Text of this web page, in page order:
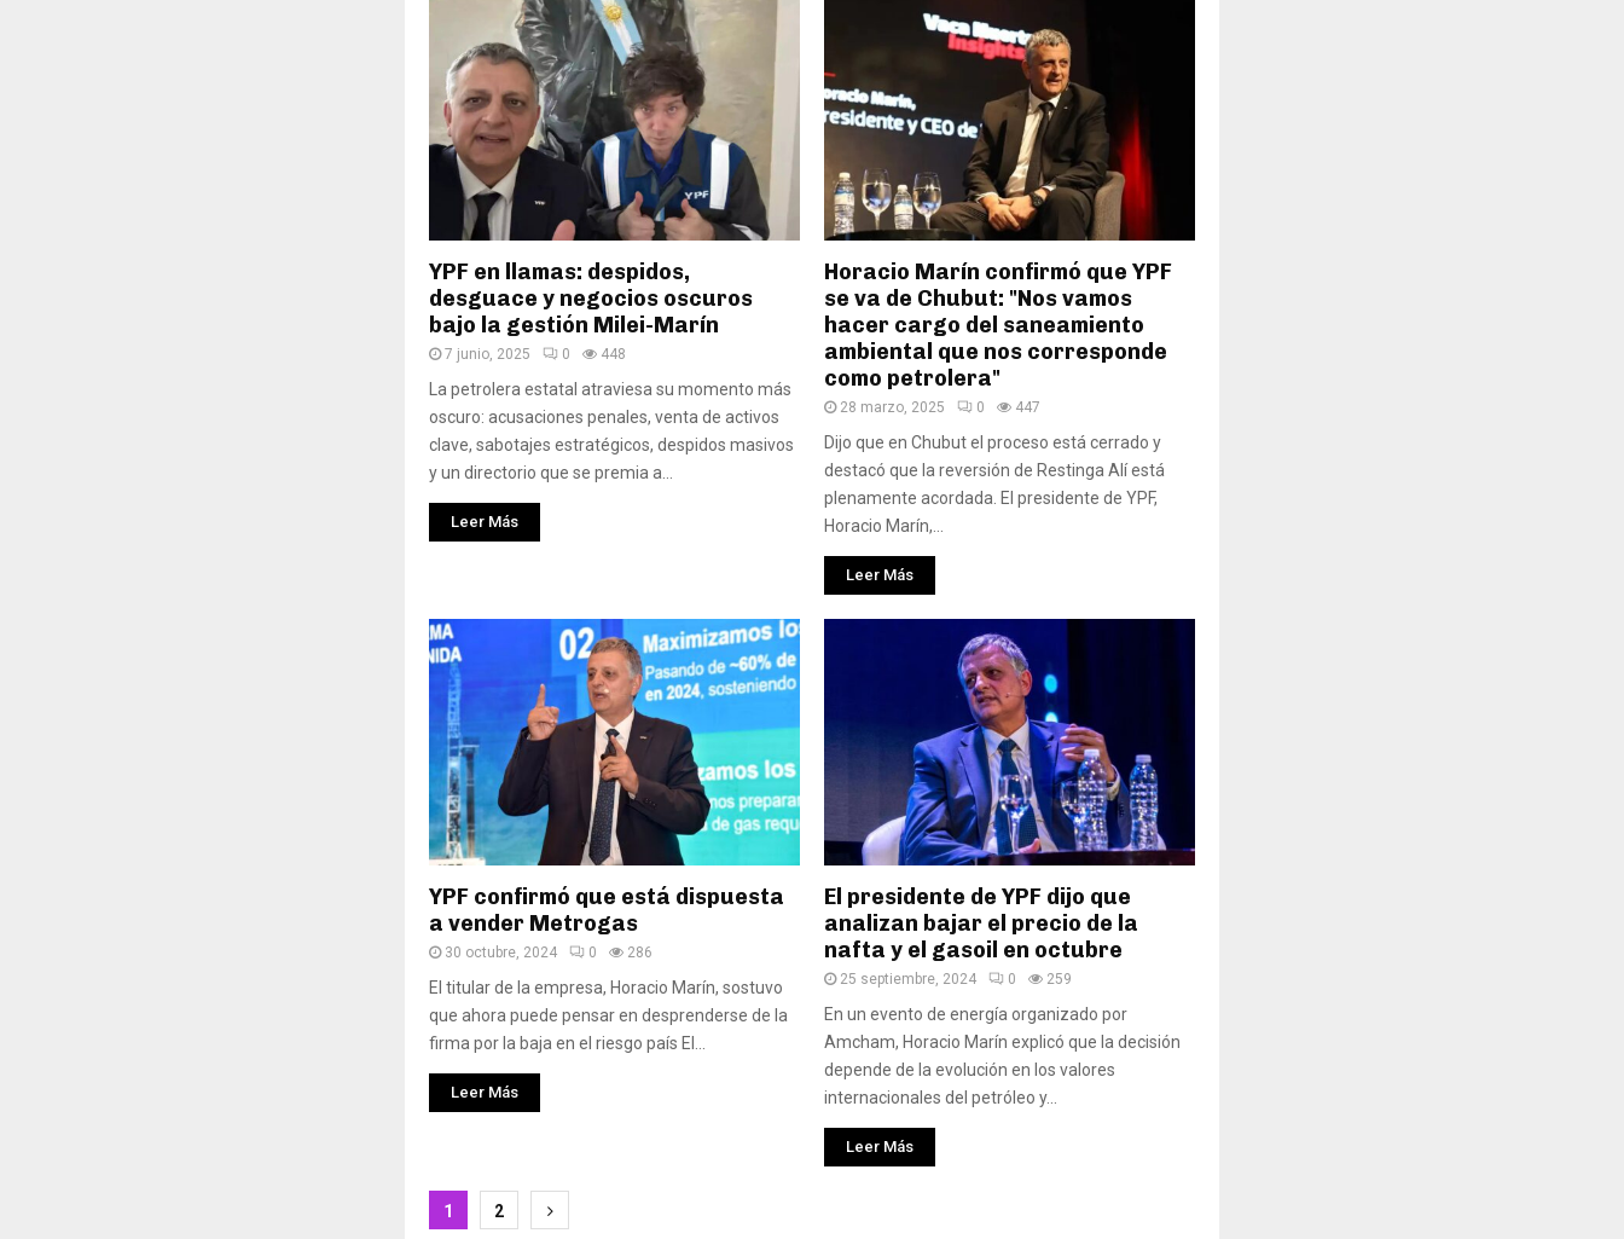
YPF en llamas: despidos,
desguace y negocios oscuros
bajo la gestión Milei-Marín
7 junio, 2025 0 448
La petrolera estatal atraviesa su momento más
oscuro: acusaciones penales, venta de activos
clave, sabotajes estratégicos, despidos masivos
y un directorio que se premia a...
Leer Más
Horacio Marín confirmó que YPF
se va de Chubut: "Nos vamos
hacer cargo del saneamiento
ambiental que nos corresponde
como petrolera"
28 marzo, 2025 0 447
Dijo que en Chubut el proceso está cerrado y
destacó que la reversión de Restinga Alí está
plenamente acordada. El presidente de YPF,
Horacio Marín,...
Leer Más
YPF confirmó que está dispuesta
a vender Metrogas
30 octubre, 2024 0 286
El titular de la empresa, Horacio Marín, sostuvo
que ahora puede pensar en desprenderse de la
firma por la baja en el riesgo país El...
Leer Más
El presidente de YPF dijo que
analizan bajar el precio de la
nafta y el gasoil en octubre
25 septiembre, 2024 0 259
En un evento de energía organizado por
Amcham, Horacio Marín explicó que la decisión
depende de la evolución en los valores
internacionales del petróleo y...
Leer Más
Paginación
1 2